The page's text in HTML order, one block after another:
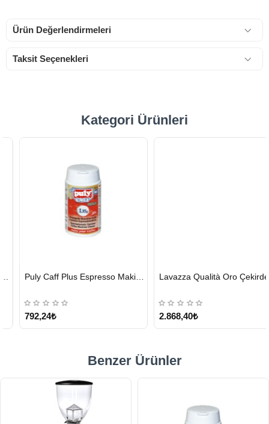
Ürün Değerlendirmeleri
Taksit Seçenekleri
Kategori Ürünleri
GÖNDERİ
Puly Caff Plus Espresso Makinesi Temizleyici Tablet 100 x 1.35 G
792,24₺
GÖNDERİ
Lavazza Qualità Oro Çekirdek Kahve 1 KG x 2
2.868,40₺
Benzer Ürünler